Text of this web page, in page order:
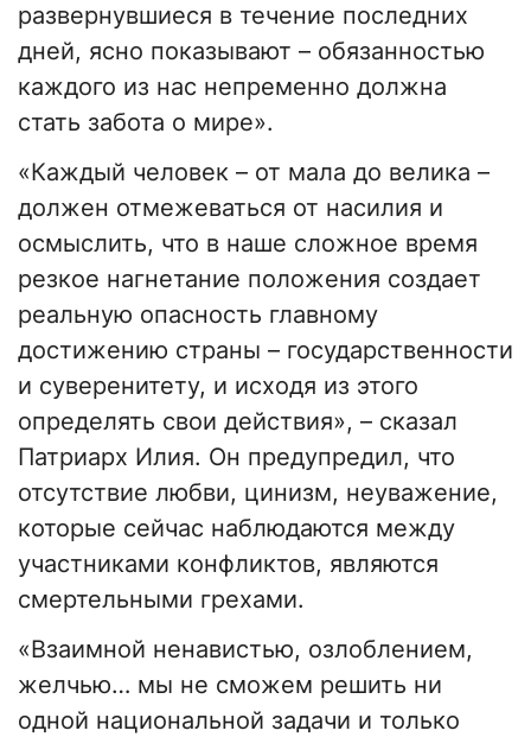
развернувшиеся в течение последних
дней, ясно показывают – обязанностью
каждого из нас непременно должна
стать забота о мире».
«Каждый человек – от мала до велика –
должен отмежеваться от насилия и
осмыслить, что в наше сложное время
резкое нагнетание положения создает
реальную опасность главному
достижению страны – государственности
и суверенитету, и исходя из этого
определять свои действия», – сказал
Патриарх Илия. Он предупредил, что
отсутствие любви, цинизм, неуважение,
которые сейчас наблюдаются между
участниками конфликтов, являются
смертельными грехами.
«Взаимной ненавистью, озлоблением,
желчью… мы не сможем решить ни
одной национальной задачи и только